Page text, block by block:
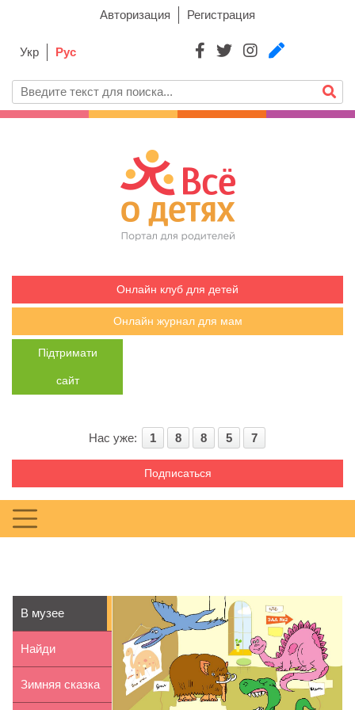
Авторизация Регистрация
Укр Рус
Онлайн клуб для детей
Онлайн журнал для мам
Підтримати
сайт
Нас уже: 1 8 8 5 7
Подписаться
В музее
Найди
телефон
Зимняя сказка